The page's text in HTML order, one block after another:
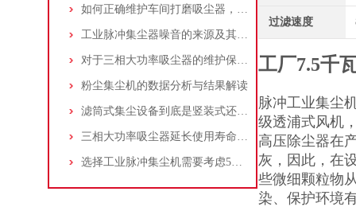
如何正确维护车间打磨吸尘器，延长使用寿命
工业脉冲集尘器噪音的来源及其控制策略
对于三相大功率吸尘器的维护保养，你了解多少
粉尘集尘机的数据分析与结果解读
滤筒式集尘设备到底是竖装式还是横装式？
三相大功率吸尘器延长使用寿命的建议
选择工业脉冲集尘机需要考虑5大因素,你都了解吗?
过滤速度
工厂7.5千
脉冲工业集尘
级透浦式风机
高压除尘器在
灰，因此，在
些微细颗粒物
染、保护环境